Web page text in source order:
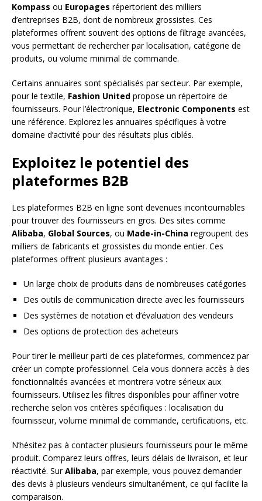
Kompass ou Europages répertorient des milliers
d’entreprises B2B, dont de nombreux grossistes. Ces
plateformes offrent souvent des options de filtrage avancées,
vous permettant de rechercher par localisation, catégorie de
produits, ou volume minimal de commande.
Certains annuaires sont spécialisés par secteur. Par exemple,
pour le textile, Fashion United propose un répertoire de
fournisseurs. Pour l’électronique, Electronic Components est
une référence. Explorez les annuaires spécifiques à votre
domaine d’activité pour des résultats plus ciblés.
Exploitez le potentiel des
plateformes B2B
Les plateformes B2B en ligne sont devenues incontournables
pour trouver des fournisseurs en gros. Des sites comme
Alibaba, Global Sources, ou Made-in-China regroupent des
milliers de fabricants et grossistes du monde entier. Ces
plateformes offrent plusieurs avantages :
Un large choix de produits dans de nombreuses catégories
Des outils de communication directe avec les fournisseurs
Des systèmes de notation et d’évaluation des vendeurs
Des options de protection des acheteurs
Pour tirer le meilleur parti de ces plateformes, commencez par
créer un compte professionnel. Cela vous donnera accès à des
fonctionnalités avancées et montrera votre sérieux aux
fournisseurs. Utilisez les filtres disponibles pour affiner votre
recherche selon vos critères spécifiques : localisation du
fournisseur, volume minimal de commande, certifications, etc.
N’hésitez pas à contacter plusieurs fournisseurs pour le même
produit. Comparez leurs offres, leurs délais de livraison, et leur
réactivité. SurAlibaba, par exemple, vous pouvez demander
des devis à plusieurs vendeurs simultanément, ce qui facilite la
comparaison.